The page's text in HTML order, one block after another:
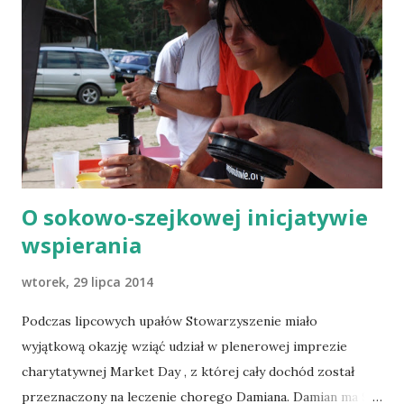
O sokowo-szejkowej inicjatywie
wspierania
wtorek, 29 lipca 2014
Podczas lipcowych upałów Stowarzyszenie miało
wyjątkową okazję wziąć udział w plenerowej imprezie
charytatywnej Market Day , z której cały dochód został
przeznaczony na leczenie chorego Damiana. Damian ma 9